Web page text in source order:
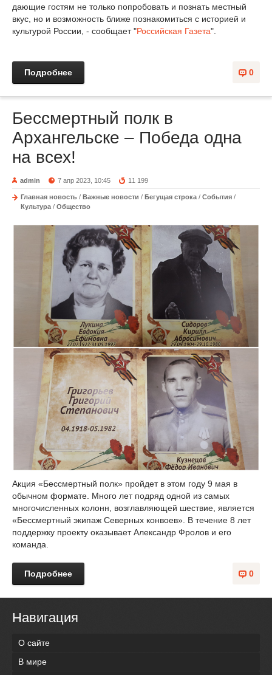
дающие гостям не только попробовать и познать местный
вкус, но и возможность ближе познакомиться с историей и
культурой России, - сообщает "Российская Газета".
0
Подробнее
Бессмертный полк в
Архангельске – Победа одна
на всех!
admin 7 апр 2023, 10:45 11 199
Главная новость / Важные новости / Бегущая строка / События /
Культура / Общество
Акция «Бессмертный полк» пройдет в этом году 9 мая в
обычном формате. Много лет подряд одной из самых
многочисленных колонн, возглавляющей шествие, является
«Бессмертный экипаж Северных конвоев». В течение 8 лет
поддержку проекту оказывает Александр Фролов и его
команда.
0
Подробнее
Навигация
О сайте
В мире